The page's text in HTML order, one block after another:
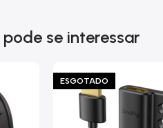
se interessar
ESGOTADO